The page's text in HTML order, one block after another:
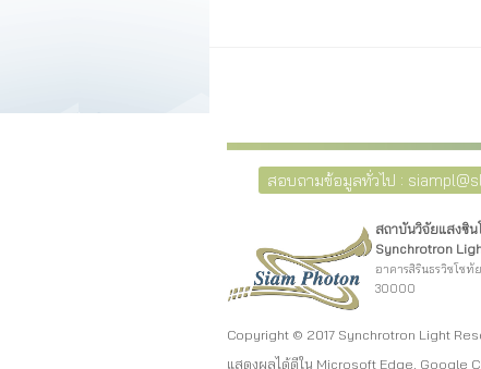
สอบถามข้อมูลทั่วไป :
สถาบันวิจัยแสงซิน
Synchrotron
อาคารสิรินธรวิชโชทั
30000
Copyright © 2017 Synchrotron Light
แสดงผลได้ดีใน Microsoft Edge, Google